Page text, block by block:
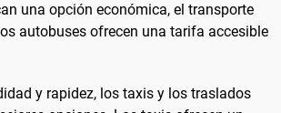
una opción económica, el transporte
autobuses ofrecen una tarifa accesible
y rapidez, los taxis y los traslados